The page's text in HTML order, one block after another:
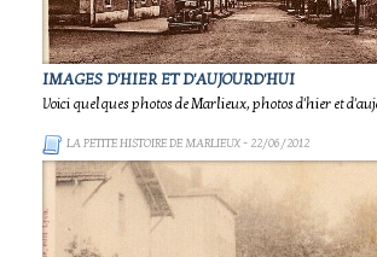
IMAGES D'HIER ET D'AUJOURD'HUI
Voici quelques photos de Marlieux, photos d'hier et
LA PETITE HISTOIRE DE MARLIEUX- 22/06/2012